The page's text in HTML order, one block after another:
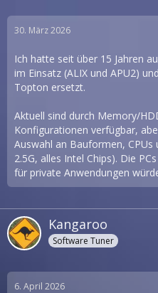
30. März 2026
Ich hatte seit über 15 Jahren
im Einsatz (ALIX und APU2)
Topton ersetzt.
Aktuell sind durch Memory/
Konfigurationen verfügbar,
Auswahl an Bauformen,
2.5G, alles Intel Chips). Die
für private Anwendungen
Kangaroo
Software Tuner
6. April 2026